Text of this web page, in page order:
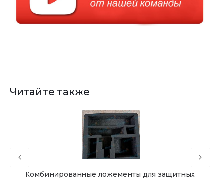
Читайте также
Комбинированные ложементы для защитных